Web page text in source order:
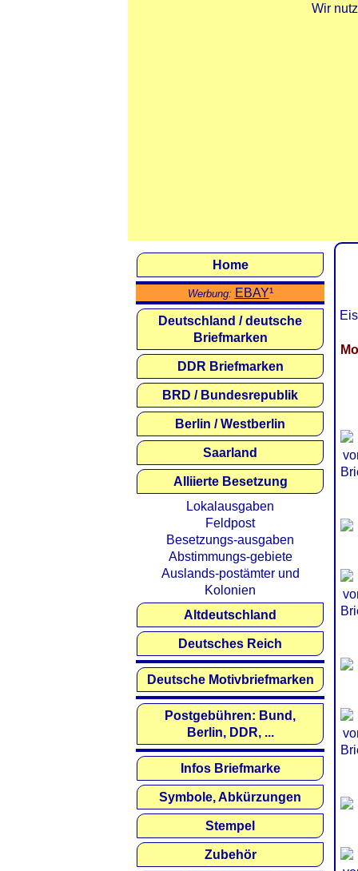
Wir
Home
Werbung: EBAY¹
Deutschland / deutsche
Briefmarken
DDR Briefmarken
BRD / Bundesrepublik
Berlin / Westberlin
Saarland
Alliierte Besetzung
Lokalausgaben
Feldpost
Besetzungs-ausgaben
Abstimmungs-gebiete
Auslands-postämter und
Kolonien
Altdeutschland
Deutsches Reich
Deutsche Motivbriefmarken
Postgebühren: Bund,
Berlin, DDR, ...
Infos Briefmarke
Symbole, Abkürzungen
Stempel
Zubehör